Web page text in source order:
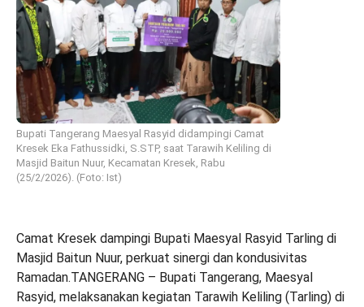
Bupati Tangerang Maesyal Rasyid didampingi Camat
Kresek Eka Fathussidki, S.STP, saat Tarawih Keliling di
Masjid Baitun Nuur, Kecamatan Kresek, Rabu
(25/2/2026). (Foto: Ist)
Camat Kresek dampingi Bupati Maesyal Rasyid Tarling di
Masjid Baitun Nuur, perkuat sinergi dan kondusivitas
Ramadan.TANGERANG – Bupati Tangerang, Maesyal
Rasyid, melaksanakan kegiatan Tarawih Keliling (Tarling) di